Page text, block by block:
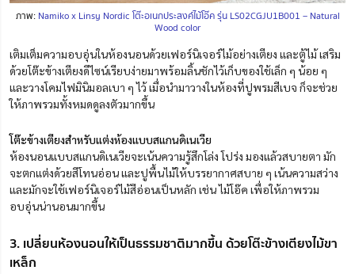
ภาพ: Namiko x Linsy Nordic โต๊ะอเนกประสงค์ไม้โอ๊ค รุ่น LS02CGJU1B001 – Natural
Wood color
เติมเต็มความอบอุ่นในห้องนอนด้วยเฟอร์นิเจอร์ไม้อย่างเตียง และตู้ไม้ เสริม
ด้วยโต๊ะข้างเตียงดีไซน์เรียบง่ายมาพร้อมลิ้นชักไว้เก็บของใช้เล็ก ๆ น้อย ๆ
และวางโคมไฟมินิมอลเบา ๆ ไว้ เมื่อนำมาวางในห้องที่ปูพรมสีเบจ ก็จะช่วย
ให้ภาพรวมทั้งหมดดูลงตัวมากขึ้น
โต๊ะข้างเตียงสำหรับแต่งห้องแบบสแกนดิเนเวีย
ห้องนอนแบบสแกนดิเนเวียจะเน้นความรู้สึกโล่ง โปร่ง มองแล้วสบายตา มัก
จะตกแต่งด้วยสีโทนอ่อน และปูพื้นไม้ให้บรรยากาศสบาย ๆ เน้นความสว่าง
และมักจะใช้เฟอร์นิเจอร์ไม้สีอ่อนเป็นหลัก เช่น ไม้โอ๊ค เพื่อให้ภาพรวม
อบอุ่นน่านอนมากขึ้น
3. เปลี่ยนห้องนอนให้เป็นธรรมชาติมากขึ้น ด้วยโต๊ะข้างเตียงไม้ขา
เหล็ก